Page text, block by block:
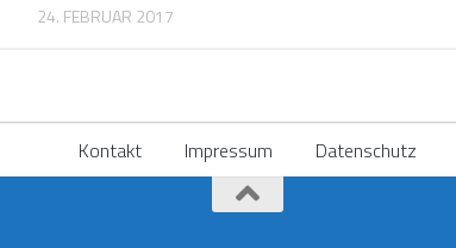
24. FEBRUAR 2017
Kontakt Impressum Datenschutz